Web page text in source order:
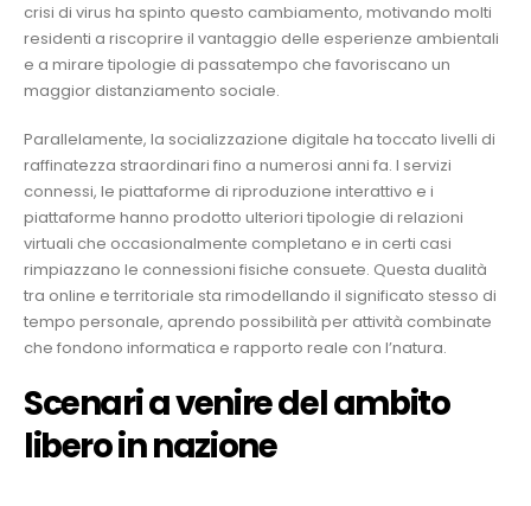
crisi di virus ha spinto questo cambiamento, motivando molti
residenti a riscoprire il vantaggio delle esperienze ambientali
e a mirare tipologie di passatempo che favoriscano un
maggior distanziamento sociale.
Parallelamente, la socializzazione digitale ha toccato livelli di
raffinatezza straordinari fino a numerosi anni fa. I servizi
connessi, le piattaforme di riproduzione interattivo e i
piattaforme hanno prodotto ulteriori tipologie di relazioni
virtuali che occasionalmente completano e in certi casi
rimpiazzano le connessioni fisiche consuete. Questa dualità
tra online e territoriale sta rimodellando il significato stesso di
tempo personale, aprendo possibilità per attività combinate
che fondono informatica e rapporto reale con l’natura.
Scenari a venire del ambito
libero in nazione